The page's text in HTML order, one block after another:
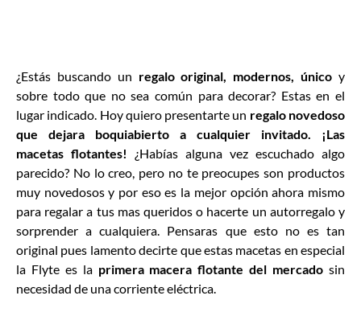
¿Estás buscando un regalo original, modernos, único y
sobre todo que no sea común para decorar? Estas en el
lugar indicado. Hoy quiero presentarte un regalo novedoso
que dejara boquiabierto a cualquier invitado.
¡Las
macetas flotantes!
¿Habías alguna vez escuchado algo
parecido? No lo creo, pero no te preocupes son productos
muy novedosos y por eso es la mejor opción ahora mismo
para regalar a tus mas queridos o hacerte un autorregalo y
sorprender a cualquiera. Pensaras que esto no es tan
original pues lamento decirte que estas macetas en especial
la Flyte es la primera macera flotante del mercado sin
necesidad de una corriente eléctrica.